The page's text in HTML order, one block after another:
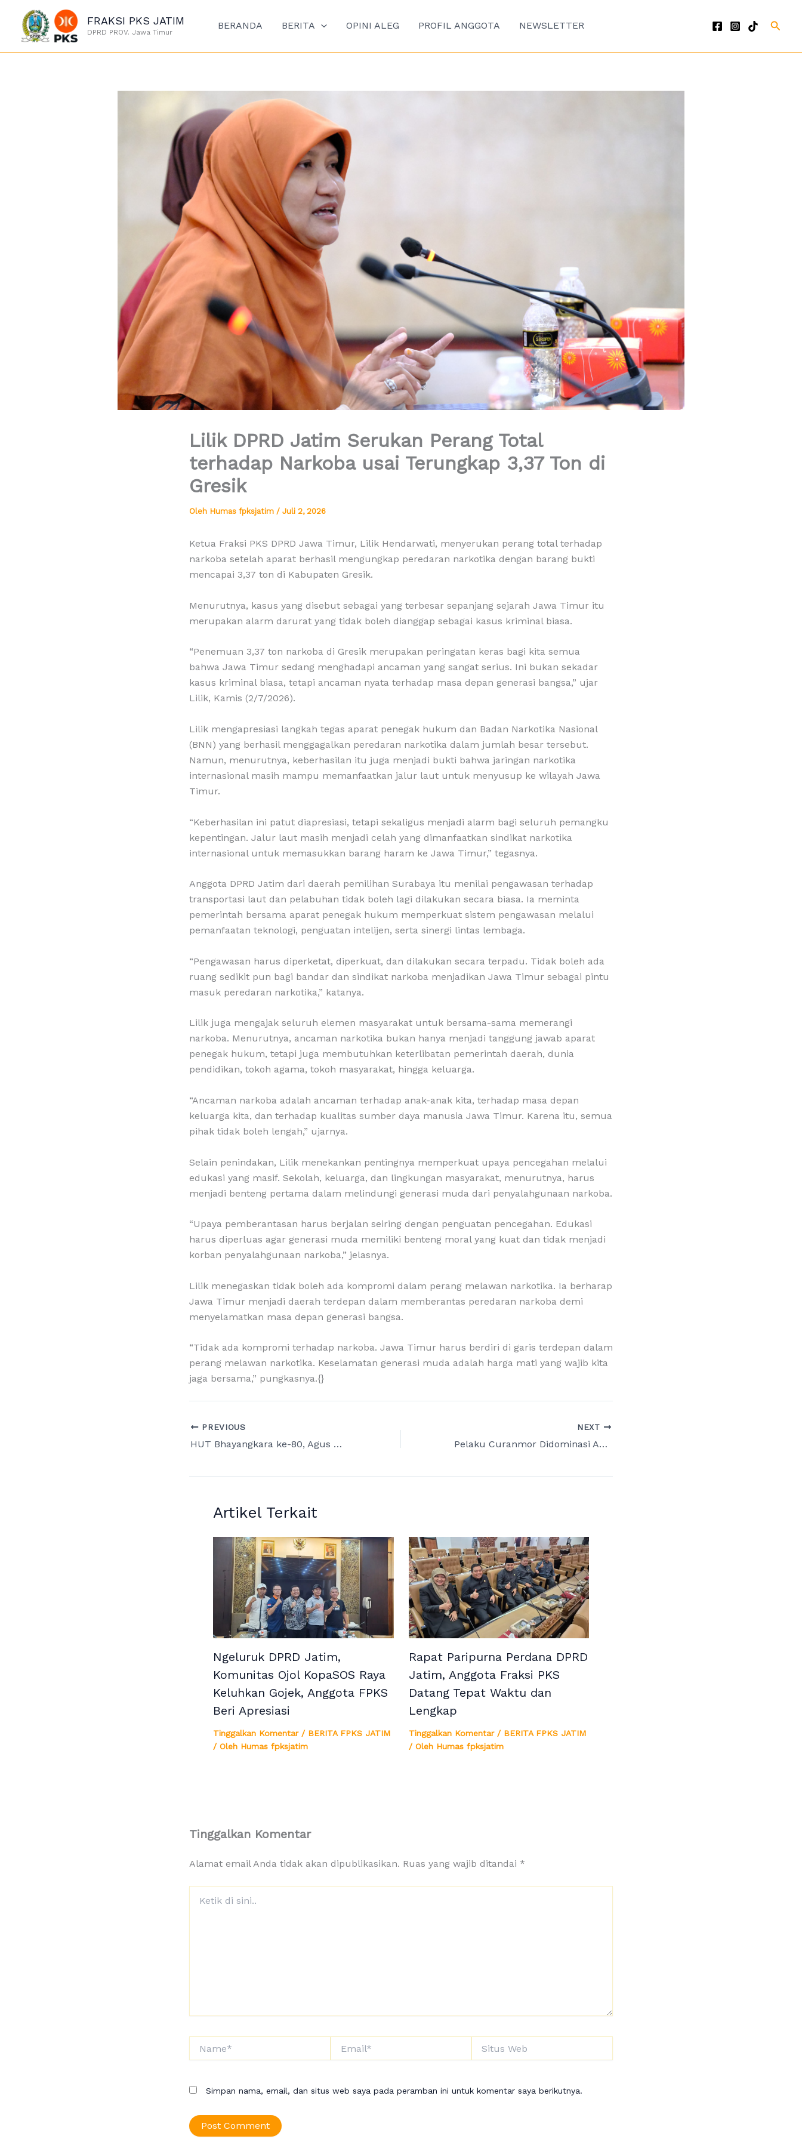
konten
FRAKSI PKS JATIM
DPRD PROV. Jawa Timur
BERANDA BERITA OPINI ALEG PROFIL ANGGOTA NEWSLETTER Cari
Lilik DPRD Jatim Serukan Perang Total
terhadap Narkoba usai Terungkap 3,37 Ton di
Gresik
Oleh Humas fpksjatim / Juli 2, 2026
Ketua Fraksi PKS DPRD Jawa Timur, Lilik Hendarwati, menyerukan perang total terhadap
narkoba setelah aparat berhasil mengungkap peredaran narkotika dengan barang bukti
mencapai 3,37 ton di Kabupaten Gresik.
Menurutnya, kasus yang disebut sebagai yang terbesar sepanjang sejarah Jawa Timur itu
merupakan alarm darurat yang tidak boleh dianggap sebagai kasus kriminal biasa.
“Penemuan 3,37 ton narkoba di Gresik merupakan peringatan keras bagi kita semua
bahwa Jawa Timur sedang menghadapi ancaman yang sangat serius. Ini bukan sekadar
kasus kriminal biasa, tetapi ancaman nyata terhadap masa depan generasi bangsa,” ujar
Lilik, Kamis (2/7/2026).
Lilik mengapresiasi langkah tegas aparat penegak hukum dan Badan Narkotika Nasional
(BNN) yang berhasil menggagalkan peredaran narkotika dalam jumlah besar tersebut.
Namun, menurutnya, keberhasilan itu juga menjadi bukti bahwa jaringan narkotika
internasional masih mampu memanfaatkan jalur laut untuk menyusup ke wilayah Jawa
Timur.
“Keberhasilan ini patut diapresiasi, tetapi sekaligus menjadi alarm bagi seluruh pemangku
kepentingan. Jalur laut masih menjadi celah yang dimanfaatkan sindikat narkotika
internasional untuk memasukkan barang haram ke Jawa Timur,” tegasnya.
Anggota DPRD Jatim dari daerah pemilihan Surabaya itu menilai pengawasan terhadap
transportasi laut dan pelabuhan tidak boleh lagi dilakukan secara biasa. Ia meminta
pemerintah bersama aparat penegak hukum memperkuat sistem pengawasan melalui
pemanfaatan teknologi, penguatan intelijen, serta sinergi lintas lembaga.
“Pengawasan harus diperketat, diperkuat, dan dilakukan secara terpadu. Tidak boleh ada
ruang sedikit pun bagi bandar dan sindikat narkoba menjadikan Jawa Timur sebagai pintu
masuk peredaran narkotika,” katanya.
Lilik juga mengajak seluruh elemen masyarakat untuk bersama-sama memerangi
narkoba. Menurutnya, ancaman narkotika bukan hanya menjadi tanggung jawab aparat
penegak hukum, tetapi juga membutuhkan keterlibatan pemerintah daerah, dunia
pendidikan, tokoh agama, tokoh masyarakat, hingga keluarga.
“Ancaman narkoba adalah ancaman terhadap anak-anak kita, terhadap masa depan
keluarga kita, dan terhadap kualitas sumber daya manusia Jawa Timur. Karena itu, semua
pihak tidak boleh lengah,” ujarnya.
Selain penindakan, Lilik menekankan pentingnya memperkuat upaya pencegahan melalui
edukasi yang masif. Sekolah, keluarga, dan lingkungan masyarakat, menurutnya, harus
menjadi benteng pertama dalam melindungi generasi muda dari penyalahgunaan narkoba.
“Upaya pemberantasan harus berjalan seiring dengan penguatan pencegahan. Edukasi
harus diperluas agar generasi muda memiliki benteng moral yang kuat dan tidak menjadi
korban penyalahgunaan narkoba,” jelasnya.
Lilik menegaskan tidak boleh ada kompromi dalam perang melawan narkotika. Ia berharap
Jawa Timur menjadi daerah terdepan dalam memberantas peredaran narkoba demi
menyelamatkan masa depan generasi bangsa.
“Tidak ada kompromi terhadap narkoba. Jawa Timur harus berdiri di garis terdepan dalam
perang melawan narkotika. Keselamatan generasi muda adalah harga mati yang wajib kita
jaga bersama,” pungkasnya.{}
PREVIOUS
HUT Bhayangkara ke-80, Agus Cah Berharap Polri Makin Dekat dengan Masyarakat
NEXT
Pelaku Curanmor Didominasi Anak, Puguh DPRD Jatim Desak Pemprov Perkuat Ketahanan Keluarga
Artikel Terkait
Ngeluruk DPRD Jatim,
Komunitas Ojol KopaSOS Raya
Keluhkan Gojek, Anggota FPKS
Beri Apresiasi
Tinggalkan Komentar / BERITA FPKS JATIM
/ Oleh Humas fpksjatim
Rapat Paripurna Perdana DPRD
Jatim, Anggota Fraksi PKS
Datang Tepat Waktu dan
Lengkap
Tinggalkan Komentar / BERITA FPKS JATIM
/ Oleh Humas fpksjatim
Tinggalkan Komentar
Alamat email Anda tidak akan dipublikasikan. Ruas yang wajib ditandai *
Web
Simpan nama, email, dan situs web saya pada peramban ini untuk komentar saya berikutnya.